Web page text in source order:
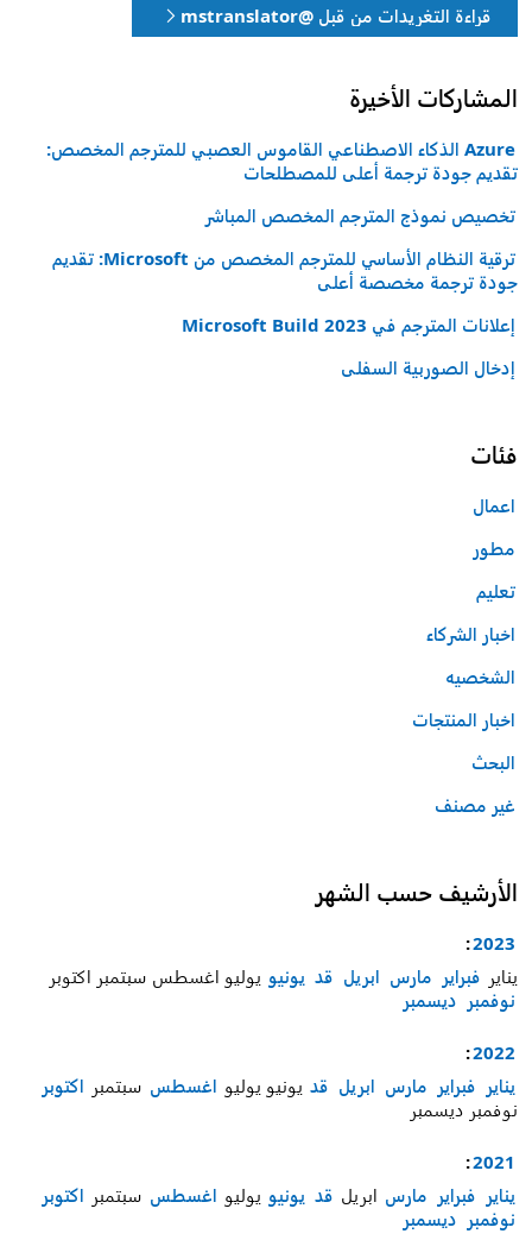
قراءة التغريدات من قبل @mstranslator
المشاركات الأخيرة
Azure الذكاء الاصطناعي القاموس العصبي للمترجم المخصص:
تقديم جودة ترجمة أعلى للمصطلحات
تخصيص نموذج المترجم المخصص المباشر
ترقية النظام الأساسي للمترجم المخصص من Microsoft: تقديم
جودة ترجمة مخصصة أعلى
إعلانات المترجم في Microsoft Build 2023
إدخال الصوربية السفلى
فئات
اعمال
مطور
تعليم
اخبار الشركاء
الشخصيه
اخبار المنتجات
البحث
غير مصنف
الأرشيف حسب الشهر
2023
:
يناير فبراير مارس ابريل قد يونيو يوليو اغسطس سبتمبر اكتوبر
نوفمبر ديسمبر
2022
:
يناير فبراير مارس ابريل قد يونيو يوليو اغسطس سبتمبر اكتوبر
نوفمبر ديسمبر
2021
:
يناير فبراير مارس ابريل قد يونيو يوليو اغسطس سبتمبر اكتوبر
نوفمبر ديسمبر